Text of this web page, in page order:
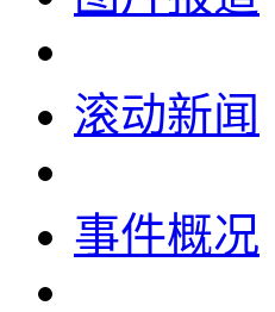
滚动新闻
事件概况